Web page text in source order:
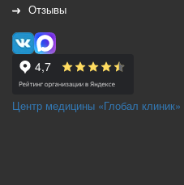
Отзывы
Центр медицины «Глобал клиник»